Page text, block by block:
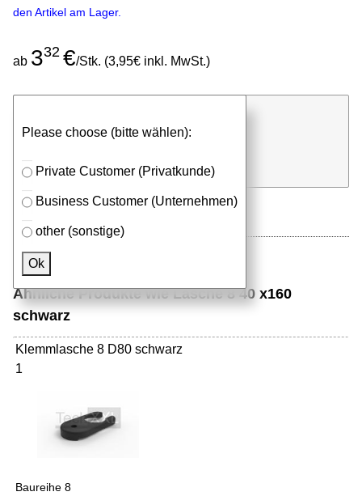
den Artikel am Lager.
ab 332 €/Stk. (3,95€ inkl. MwSt.)
Please choose (bitte wählen):
Private Customer (Privatkunde)
Business Customer (Unternehmen)
other (sonstige)
Ok
⮮
Stk. in Anfrageliste
Ähnliche Produkte wie Lasche 8 40 x160
schwarz
Klemmlasche 8 D80 schwarz
1
Baureihe 8